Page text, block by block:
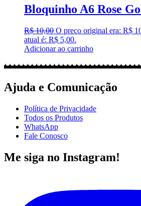
Bloquinho A6 Rose
R$10,00 O preço original era: R$
atual é: R$ 5,00.
Adicionar ao carrinho
Ajuda e Comunicação
Política de Privacidade
Todos os Produtos
WhatsApp
Fale Conosco
Me siga no Instagram!